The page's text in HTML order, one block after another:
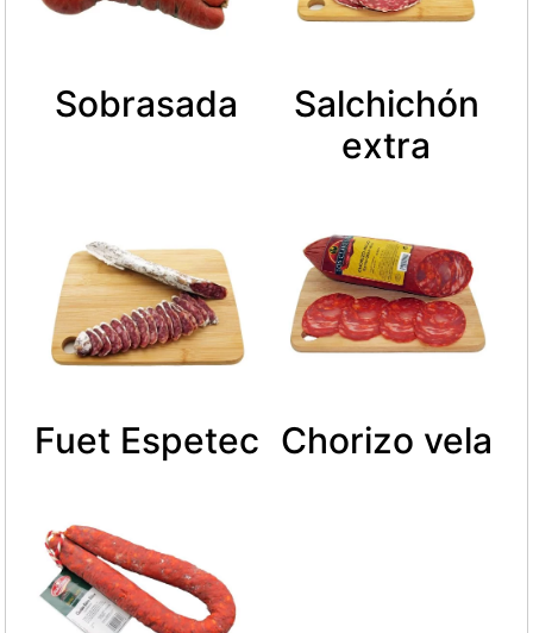
Sobrasada
Salchichón
extra
Fuet Espetec Chorizo vela